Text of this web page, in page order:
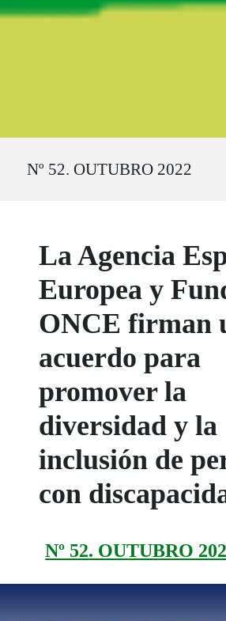
Nº 52. OUTUBRO 2022
La Agencia
Europea y
ONCE firman
acuerdo para
promover la
diversidad y la
inclusión de
con
Nº 52. OUTUBRO